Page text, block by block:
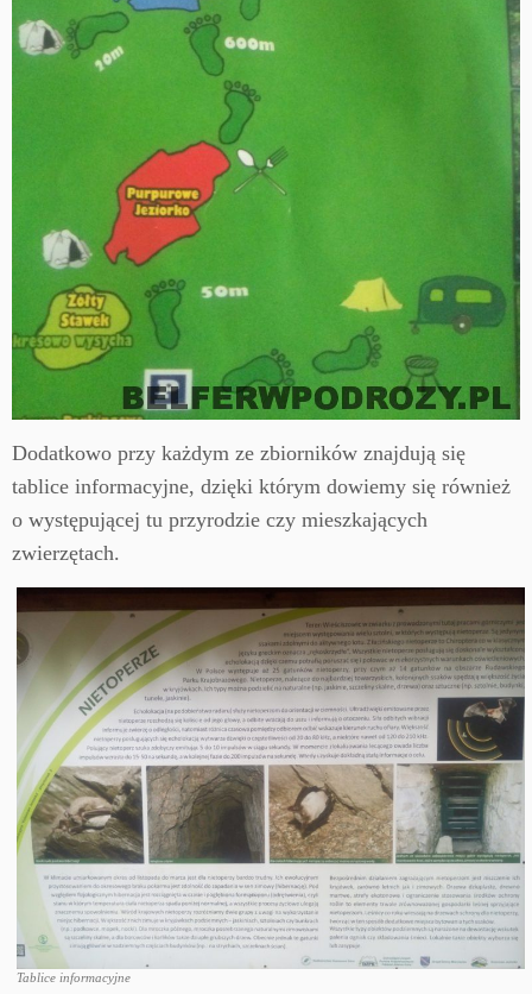
Dodatkowo przy każdym ze zbiorników znajdują się
tablice informacyjne, dzięki którym dowiemy się również
o występującej tu przyrodzie czy mieszkających
zwierzętach.
Tablice informacyjne